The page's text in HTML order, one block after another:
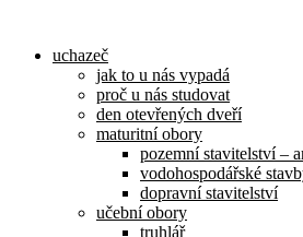
obsahuuchazeč
jak to u nás vypadá
proč u nás studovat
den otevřených dveří
maturitní obory
pozemní stavitelství –
vodohospodářské
dopravní stavitelství
učební obory
truhlář